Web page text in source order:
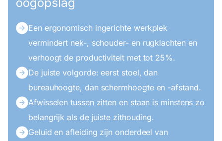
Een ergonomisch ingerichte werkplek
vermindert nek-, schouder- en rugklachten en
verhoogt de productiviteit met tot 25%.
De juiste volgorde: eerst stoel, dan
bureauhoogte, dan schermhoogte en -afstand.
Afwisselen tussen zitten en staan is minstens zo
belangrijk als de juiste zithouding.
Geluid en afleiding zijn onderdeel van